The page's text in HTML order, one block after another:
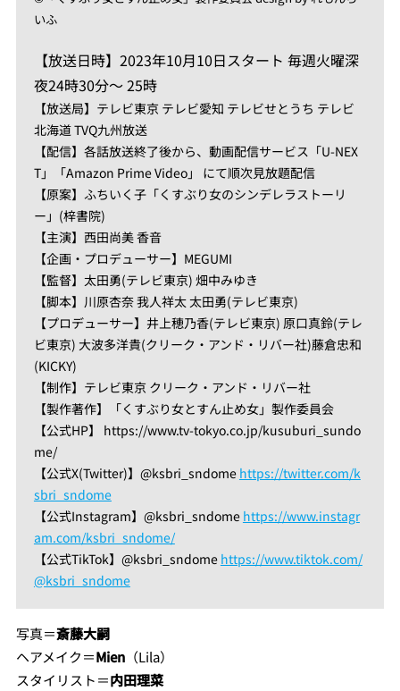
いふ
【放送日時】2023年10月10日スタート 毎週火曜深
夜24時30分～ 25時
【放送局】テレビ東京 テレビ愛知 テレビせとうち テレビ
北海道 TVQ九州放送
【配信】各話放送終了後から、動画配信サービス「U-NEX
T」「Amazon Prime Video」 にて順次見放題配信
【原案】ふちいく子「くすぶり女のシンデレラストーリ
ー」(梓書院)
【主演】西田尚美 香音
【企画・プロデューサー】MEGUMI
【監督】太田勇(テレビ東京) 畑中みゆき
【脚本】川原杏奈 我人祥太 太田勇(テレビ東京)
【プロデューサー】井上穂乃香(テレビ東京) 原口真鈴(テレ
ビ東京) 大波多洋貴(クリーク・アンド・リバー社)藤倉忠和
(KICKY)
【制作】テレビ東京 クリーク・アンド・リバー社
【製作著作】「くすぶり女とすん止め女」製作委員会
【公式HP】 https://www.tv-tokyo.co.jp/kusuburi_sundo
me/
【公式X(Twitter)】@ksbri_sndome https://twitter.com/k
sbri_sndome
【公式Instagram】@ksbri_sndome https://www.instagr
am.com/ksbri_sndome/
【公式TikTok】@ksbri_sndome https://www.tiktok.com/
@ksbri_sndome
写真＝斎藤大嗣
ヘアメイク＝Mien（Lila）
スタイリスト＝内田理菜